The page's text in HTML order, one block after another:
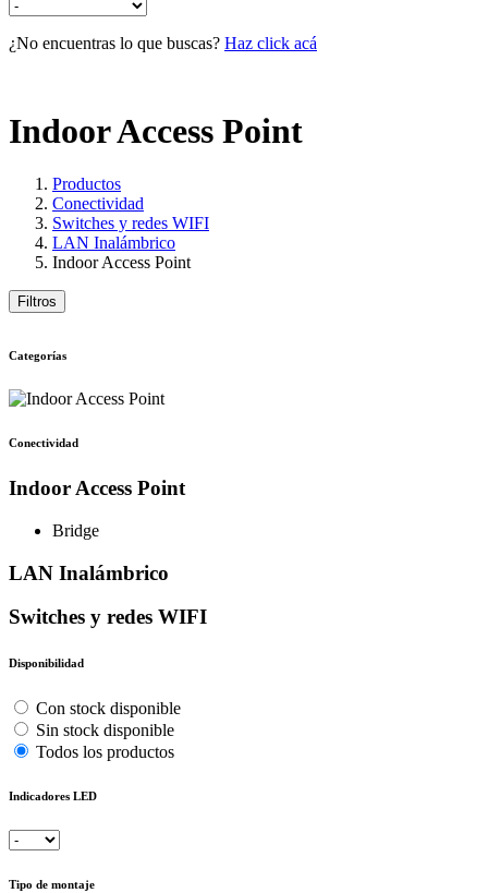
¿No encuentras lo que buscas? Haz click acá
Indoor Access Point
Productos
Conectividad
Switches y redes WIFI
LAN Inalámbrico
Indoor Access Point
Filtros
Categorías
Conectividad
Indoor Access Point
Bridge
LAN Inalámbrico
Switches y redes WIFI
Disponibilidad
Con stock disponible
Sin stock disponible
Todos los productos
Indicadores LED
Tipo de montaje